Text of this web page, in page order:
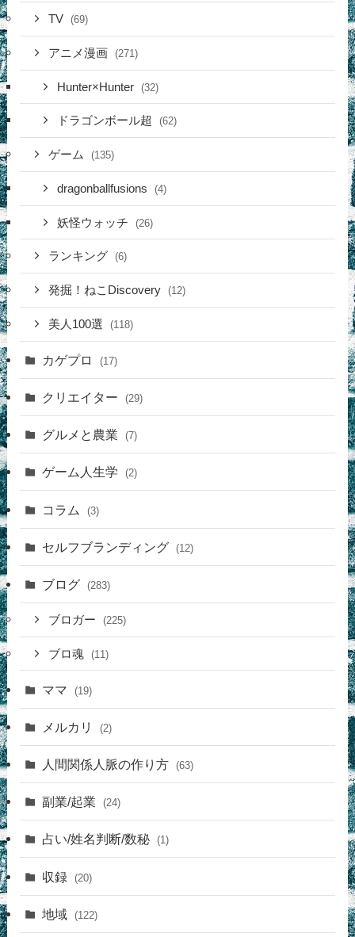
TV (69)
アニメ漫画 (271)
Hunter×Hunter (32)
ドラゴンボール超 (62)
ゲーム (135)
dragonballfusions (4)
妖怪ウォッチ (26)
ランキング (6)
発掘！ねこDiscovery (12)
美人100選 (118)
カゲプロ (17)
クリエイター (29)
グルメと農業 (7)
ゲーム人生学 (2)
コラム (3)
セルフブランディング (12)
ブログ (283)
ブロガー (225)
ブロ魂 (11)
ママ (19)
メルカリ (2)
人間関係人脈の作り方 (63)
副業/起業 (24)
占い/姓名判断/数秘 (1)
収録 (20)
地域 (122)